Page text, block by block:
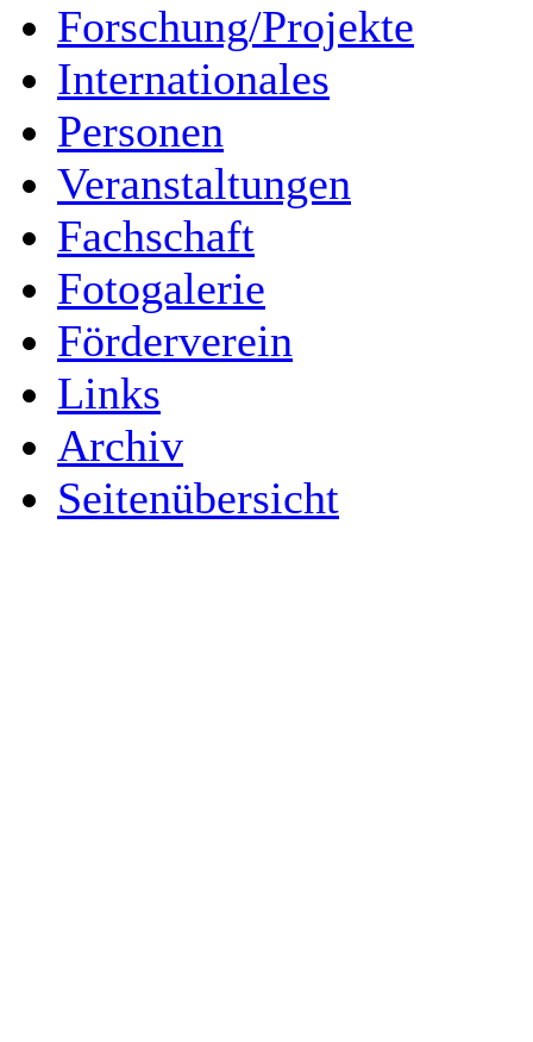
Forschung/Projekte
Internationales
Personen
Veranstaltungen
Fachschaft
Fotogalerie
Förderverein
Links
Archiv
Seitenübersicht